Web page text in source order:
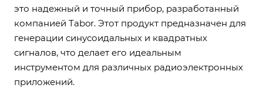
это надежный и точный прибор, разработанный
компанией Tabor. Этот продукт предназначен для
генерации синусоидальных и квадратных
сигналов, что делает его идеальным
инструментом для различных радиоэлектронных
приложений.